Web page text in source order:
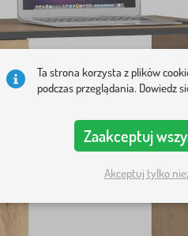
Ta strona korzysta z plików
podczas przeglądania. Dowiedz
Zaakceptuj
Akceptuj tylko